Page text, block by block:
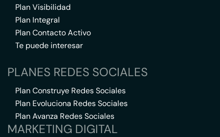
Plan Visibilidad
Plan Integral
Plan Contacto Activo
Te puede interesar
PLANES REDES SOCIALES
Plan Construye Redes Sociales
Plan Evoluciona Redes Sociales
Plan Avanza Redes Sociales
MARKETING DIGITAL